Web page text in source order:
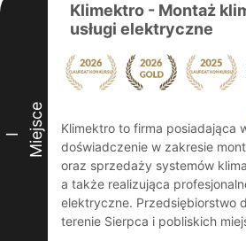
I Miejsce
Klimektro - Montaż
usługi elektryczne
Klimektro to firma posiadająca
doświadczenie w zakresie
oraz sprzedaży systemów
a także realizująca
elektryczne. Przedsiębiorstwo
terenie Sierpca i pobliskich